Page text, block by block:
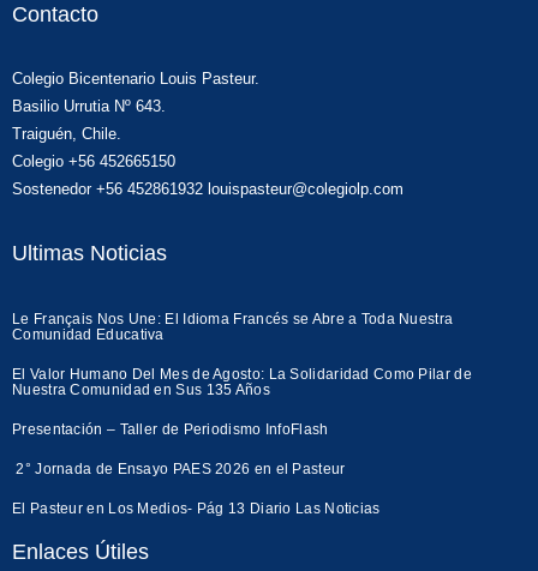
Contacto
Colegio Bicentenario Louis Pasteur.
Basilio Urrutia Nº 643.
Traiguén, Chile.
Colegio +56 452665150
Sostenedor +56 452861932 louispasteur@colegiolp.com
Ultimas Noticias
Le Français Nos Une: El Idioma Francés se Abre a Toda Nuestra
Comunidad Educativa
El Valor Humano Del Mes de Agosto: La Solidaridad Como Pilar de
Nuestra Comunidad en Sus 135 Años
Presentación – Taller de Periodismo InfoFlash
2° Jornada de Ensayo PAES 2026 en el Pasteur
El Pasteur en Los Medios- Pág 13 Diario Las Noticias
Enlaces Útiles